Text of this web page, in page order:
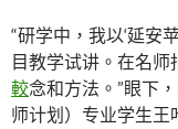
“研学中，我以‘延安
目教学试讲。在名
較念和方法。”眼下
师计划）专业学生王